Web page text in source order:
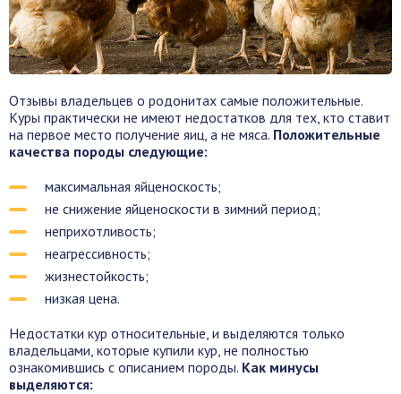
Отзывы владельцев о родонитах самые положительные.
Куры практически не имеют недостатков для тех, кто ставит
на первое место получение яиц, а не мяса. Положительные
качества породы следующие:
максимальная яйценоскость;
не снижение яйценоскости в зимний период;
неприхотливость;
неагрессивность;
жизнестойкость;
низкая цена.
Недостатки кур относительные, и выделяются только
владельцами, которые купили кур, не полностью
ознакомившись с описанием породы. Как минусы
выделяются: